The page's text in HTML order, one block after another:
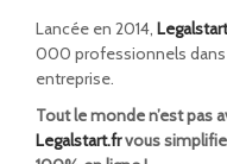
Lancée en 2014,
000 professionnels dans
entreprise.
Tout le monde n’est pas
Legalstart.frvous simplifie